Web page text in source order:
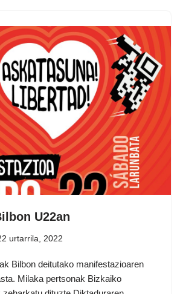
U22an
urtarrila, 2022
Bilbon deitutako manifestazioaren
Milaka pertsonak Bizkaiko